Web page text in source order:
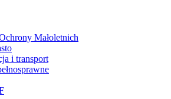
Małoletnich
i transport